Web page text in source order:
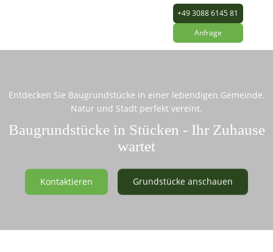
+49 3088 6145 81
Anfrage
Entdecken Sie Baugrundstücke in einer lebendigen Gemeinde.
Natur und Stadt perfekt vereint.
Baugrundstücke in Stücken - Ihr Zuhause
wartet
Kontaktieren Grundstücke anschauen